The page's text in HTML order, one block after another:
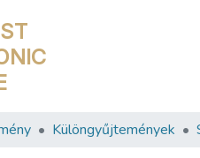
Különgyűjtemények